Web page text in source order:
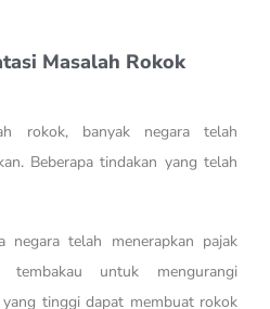
Masalah Rokok
rokok, banyak negara telah
Beberapa tindakan yang telah
negara telah menerapkan pajak
untuk mengurangi
tinggi dapat membuat rokok